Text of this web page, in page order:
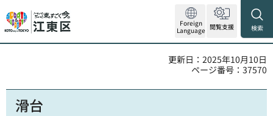
Foreign
Language 閲覧支援 検索
更新日：2025年10月10日
ページ番号：37570
滑台